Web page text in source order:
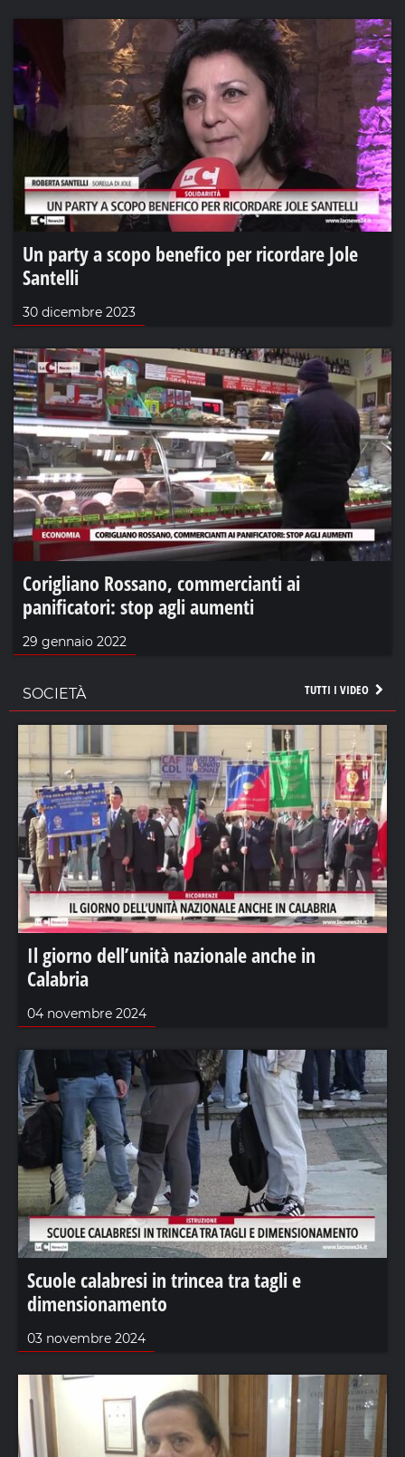
Un party a scopo benefico per ricordare Jole
Santelli
30 dicembre 2023
Corigliano Rossano, commercianti ai
panificatori: stop agli aumenti
29 gennaio 2022
TUTTI I VIDEO
SOCIETÀ
Il giorno dell’unità nazionale anche in
Calabria
04 novembre 2024
Scuole calabresi in trincea tra tagli e
dimensionamento
03 novembre 2024